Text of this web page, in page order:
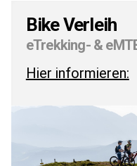
Bike Verleih
eTrekking- &
Hier informieren: